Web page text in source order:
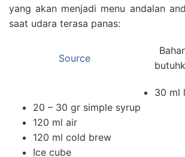
yang akan menjadi menu andalan
saat udara terasa panas:
Source
30 ml
20 – 30 gr simple syrup
120 ml air
120 ml cold brew
Ice cube